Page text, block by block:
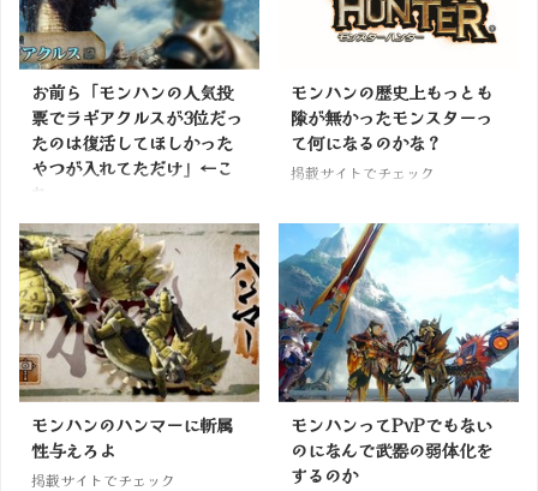
お前ら「モンハンの人気投
票でラギアクルスが3位だっ
たのは復活してほしかった
やつが入れてただけ」←こ
れ
掲載サイトでチェック
モンハンの歴史上もっとも
隙が無かったモンスターっ
て何になるのかな？
掲載サイトでチェック
モンハンのハンマーに斬属
性与えろよ
掲載サイトでチェック
モンハンってPvPでもない
のになんで武器の弱体化を
するのか